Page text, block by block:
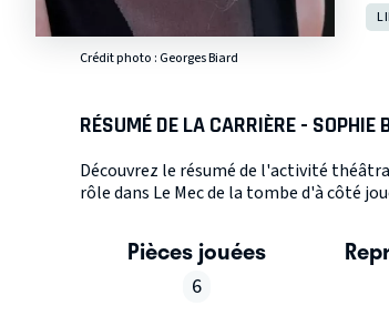
Crédit photo :Georges Biard
RÉSUMÉ DE LA CARRIÈRE - SOPHIE
Découvrez le résumé de l'activité
rôle dans Le Mec de la tombe d'à côté
Pièces jouées
6